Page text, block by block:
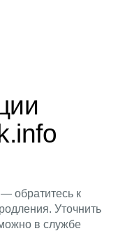
обратитесь к
Уточнить
в службе